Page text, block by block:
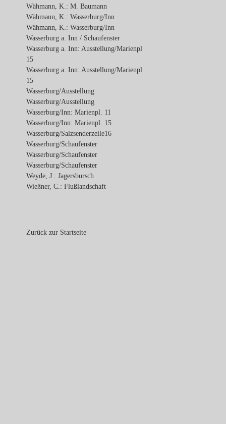
Wähmann, K.: M. Baumann
Wähmann, K.: Wasserburg/Inn
Wähmann, K.: Wasserburg/Inn
Wasserburg a. Inn / Schaufenster
Wasserburg a. Inn: Ausstellung/Marienpl
15
Wasserburg a. Inn: Ausstellung/Marienpl
15
Wasserburg/Ausstellung
Wasserburg/Ausstellung
Wasserburg/Inn: Marienpl. 11
Wasserburg/Inn: Marienpl. 15
Wasserburg/Salzsenderzeile16
Wasserburg/Schaufenster
Wasserburg/Schaufenster
Wasserburg/Schaufenster
Weyde, J.: Jagersbursch
Wießner, C.: Flußlandschaft
Zurück zur Startseite